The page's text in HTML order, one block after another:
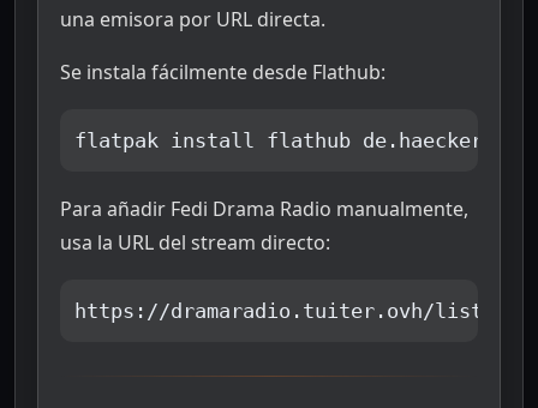
una emisora por URL directa.
Se instala fácilmente desde Flathub:
flatpak install flathub
Para añadir Fedi Drama Radio manualmente,
usa la URL del stream directo:
https://dramaradio.tuiter.ovh/listen/